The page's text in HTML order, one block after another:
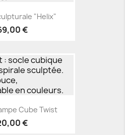
"Helix"
€
Cube Twist
€